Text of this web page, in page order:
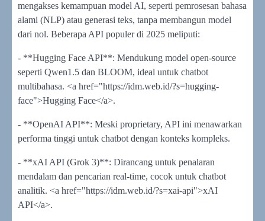
mengakses kemampuan model AI, seperti pemrosesan bahasa
alami (NLP) atau generasi teks, tanpa membangun model
dari nol. Beberapa API populer di 2025 meliputi:
- **Hugging Face API**: Mendukung model open-source
seperti Qwen1.5 dan BLOOM, ideal untuk chatbot
multibahasa. <a href="https://idm.web.id/?s=hugging-
face">Hugging Face</a>.
- **OpenAI API**: Meski proprietary, API ini menawarkan
performa tinggi untuk chatbot dengan konteks kompleks.
- **xAI API (Grok 3)**: Dirancang untuk penalaran
mendalam dan pencarian real-time, cocok untuk chatbot
analitik. <a href="https://idm.web.id/?s=xai-api">xAI
API</a>.